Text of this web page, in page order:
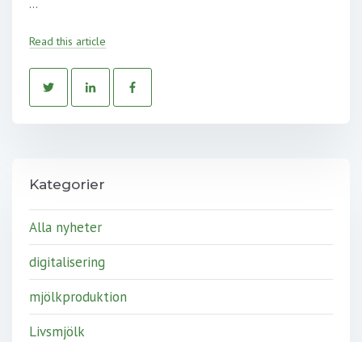
...
Read this article
Kategorier
Alla nyheter
digitalisering
mjölkproduktion
Livsmjölk